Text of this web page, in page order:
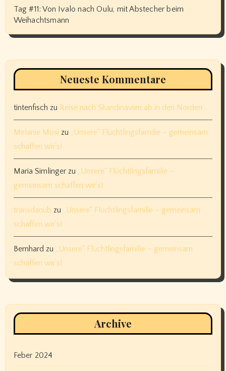
Tag #11: Von Ivalo nach Oulu, mit Abstecher beim
Weihachtsmann
Neueste Kommentare
tintenfisch zu Reise nach Skandinavien ab in den Norden
Melanie Mosi zu „Unsere“ Flüchtlingsfamilie – gemeinsam
schaffen wir’s!
Maria Simlingerzu „Unsere“ Flüchtlingsfamilie –
gemeinsam schaffen wir’s!
transdanub zu „Unsere“ Flüchtlingsfamilie – gemeinsam
schaffen wir’s!
Bernhard zu „Unsere“ Flüchtlingsfamilie – gemeinsam
schaffen wir’s!
Archive
Feber 2024